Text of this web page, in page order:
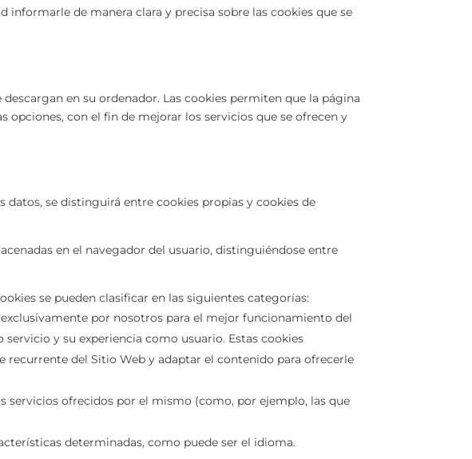
de manera clara y precisa sobre las cookies que se
en su ordenador. Las cookies permiten que la página
con el fin de mejorar los servicios que se ofrecen y
datos, se distinguirá entre cookies propias y cookies de
en el navegador del usuario, distinguiéndose entre
se pueden clasificar en las siguientes categorías:
por nosotros para el mejor funcionamiento del
y su experiencia como usuario. Estas cookies
del Sitio Web y adaptar el contenido para ofrecerle
ofrecidos por el mismo (como, por ejemplo, las que
determinadas, como puede ser el idioma.